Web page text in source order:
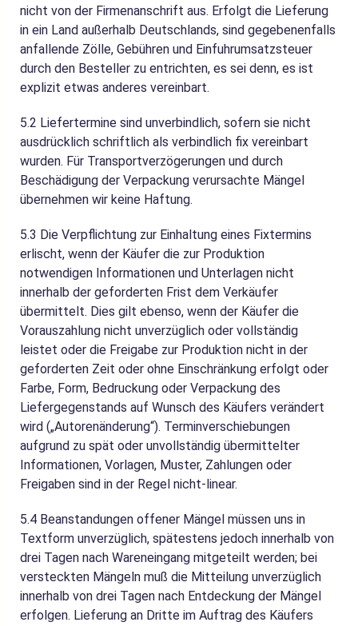
nicht von der Firmenanschrift aus. Erfolgt die Lieferung
in ein Land außerhalb Deutschlands, sind gegebenenfalls
anfallende Zölle, Gebühren und Einfuhrumsatzsteuer
durch den Besteller zu entrichten, es sei denn, es ist
explizit etwas anderes vereinbart.
5.2 Liefertermine sind unverbindlich, sofern sie nicht
ausdrücklich schriftlich als verbindlich fix vereinbart
wurden. Für Transportverzögerungen und durch
Beschädigung der Verpackung verursachte Mängel
übernehmen wir keine Haftung.
5.3 Die Verpflichtung zur Einhaltung eines Fixtermins
erlischt, wenn der Käufer die zur Produktion
notwendigen Informationen und Unterlagen nicht
innerhalb der geforderten Frist dem Verkäufer
übermittelt. Dies gilt ebenso, wenn der Käufer die
Vorauszahlung nicht unverzüglich oder vollständig
leistet oder die Freigabe zur Produktion nicht in der
geforderten Zeit oder ohne Einschränkung erfolgt oder
Farbe, Form, Bedruckung oder Verpackung des
Liefergegenstands auf Wunsch des Käufers verändert
wird („Autorenänderung“). Terminverschiebungen
aufgrund zu spät oder unvollständig übermittelter
Informationen, Vorlagen, Muster, Zahlungen oder
Freigaben sind in der Regel nicht-linear.
5.4 Beanstandungen offener Mängel müssen uns in
Textform unverzüglich, spätestens jedoch innerhalb von
drei Tagen nach Wareneingang mitgeteilt werden; bei
versteckten Mängeln muß die Mitteilung unverzüglich
innerhalb von drei Tagen nach Entdeckung der Mängel
erfolgen. Lieferung an Dritte im Auftrag des Käufers